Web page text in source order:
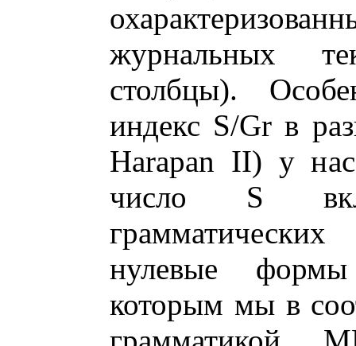
журнальных
столбцы).
индекс S/Gr в
Harapan II) у
число S
нулевые формы
которым мы в